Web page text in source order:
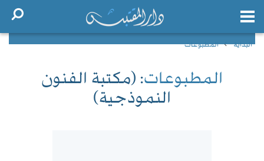
البداية المطبوعات
المطبوعات: (مكتبة الفنون
النموذجية)